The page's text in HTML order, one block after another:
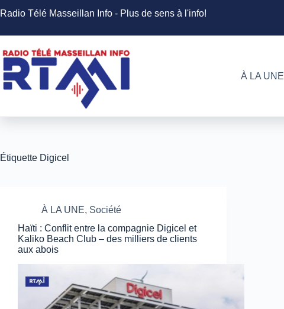
au
Radio Télé Masseillan Info - Plus de sens à l'info!
À LA UNE
Étiquette Digicel
À LA UNE, Société
Haïti : Conflit entre la compagnie Digicel et
Kaliko Beach Club – des milliers de clients
aux abois